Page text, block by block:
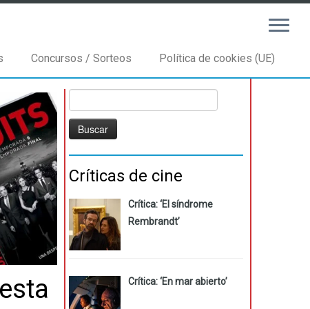
Concursos / Sorteos Política de cookies (UE)
Críticas de cine
Crítica: ‘El síndrome
Rembrandt’
Crítica: ‘En mar abierto’